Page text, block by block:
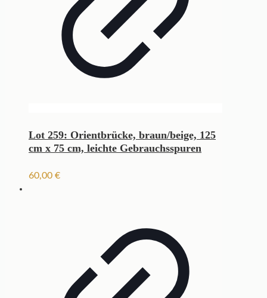
Lot 259: Orientbrücke, braun/beige, 125
cm x 75 cm, leichte Gebrauchsspuren
60,00 €